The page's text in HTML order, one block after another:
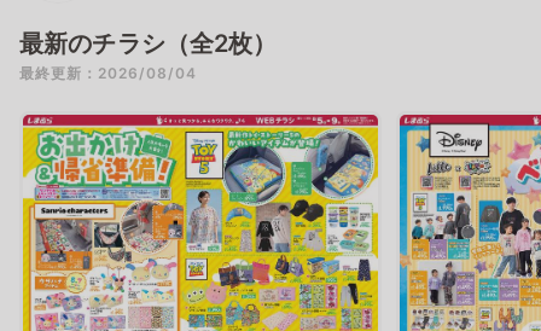
最新のチラシ（全2枚）
最終更新：2026/08/04